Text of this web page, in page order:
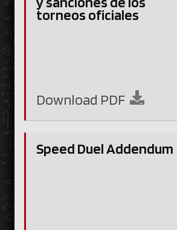
torneos oficiales
Download PDF
Speed Duel Addendum